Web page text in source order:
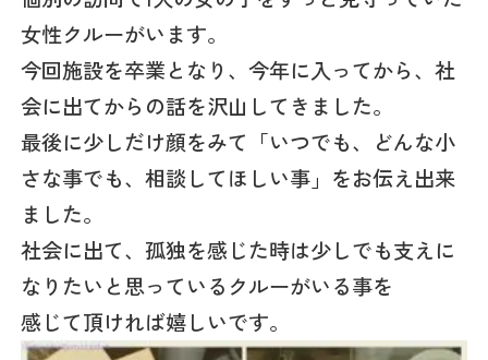
女性クルーがいます。
今回施設を卒業となり、今年に入ってから、社
会に出てからの話を沢山してきました。
最後に少しだけ顔をみて「いつでも、どんな小
さな事でも、相談してほしい事」をお伝え出来
ました。
社会に出て、孤独を感じた時は少しでも支えに
なりたいと思っているクルーがいる事を
感じて頂ければ嬉しいです。